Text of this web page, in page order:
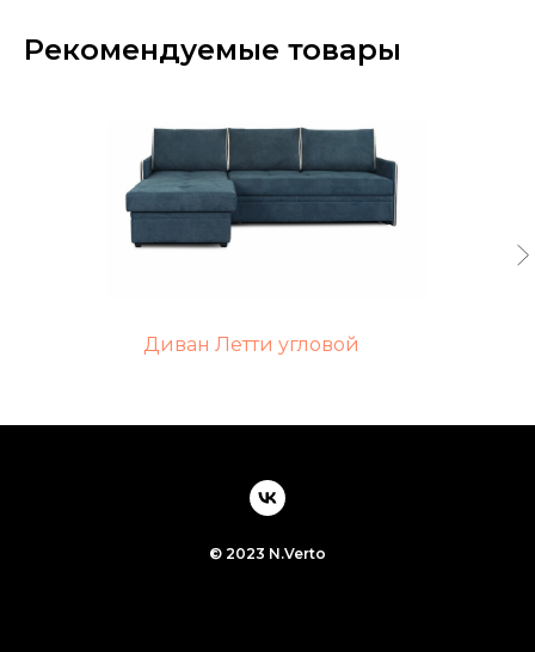
Рекомендуемые товары
Диван Летти угловой
© 2023 N.Verto